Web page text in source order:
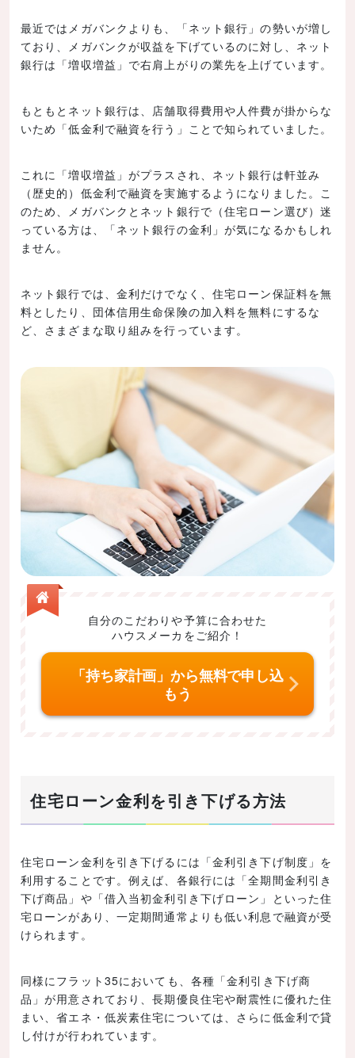
最近ではメガバンクよりも、「ネット銀行」の勢いが増し
ており、メガバンクが収益を下げているのに対し、ネット
銀行は「増収増益」で右肩上がりの業先を上げています。
もともとネット銀行は、店舗取得費用や人件費が掛からな
いため「低金利で融資を行う」ことで知られていました。
これに「増収増益」がプラスされ、ネット銀行は軒並み
（歴史的）低金利で融資を実施するようになりました。こ
のため、メガバンクとネット銀行で（住宅ローン選び）迷
っている方は、「ネット銀行の金利」が気になるかもしれ
ません。
ネット銀行では、金利だけでなく、住宅ローン保証料を無
料としたり、団体信用生命保険の加入料を無料にするな
ど、さまざまな取り組みを行っています。
自分のこだわりや予算に合わせた
ハウスメーカをご紹介！
「持ち家計画」から無料で申し込
もう
住宅ローン金利を引き下げる方法
住宅ローン金利を引き下げるには「金利引き下げ制度」を
利用することです。例えば、各銀行には「全期間金利引き
下げ商品」や「借入当初金利引き下げローン」といった住
宅ローンがあり、一定期間通常よりも低い利息で融資が受
けられます。
同様にフラット35においても、各種「金利引き下げ商
品」が用意されており、長期優良住宅や耐震性に優れた住
まい、省エネ・低炭素住宅については、さらに低金利で貸
し付けが行われています。